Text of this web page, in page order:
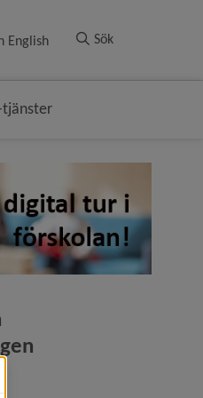
English Sök
tjänster